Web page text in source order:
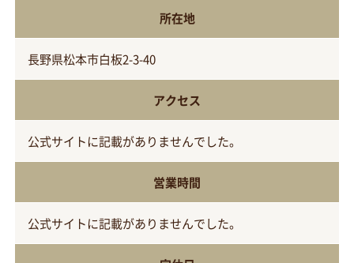
所在地
長野県松本市白板2-3-40
アクセス
公式サイトに記載がありませんでした。
営業時間
公式サイトに記載がありませんでした。